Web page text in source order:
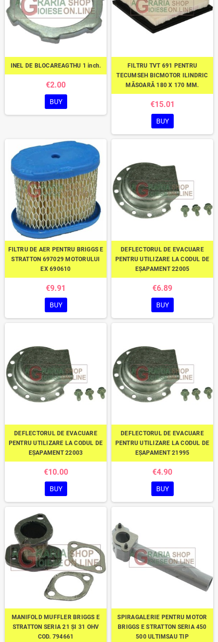
INEL DE BLOCAREAGTHU 1 inch.
€2.00
BUY
FILTRU TVT 691 PENTRU
TECUMSEH BICMOTOR ILINDRIC
MĂSOARĂ 180 X 170 MM.
€15.01
BUY
FILTRU DE AER PENTRU BRIGGS E
STRATTON 697029 MOTORULUI
EX 690610
€9.91
BUY
DEFLECTORUL DE EVACUARE
PENTRU UTILIZARE LA CODUL DE
EȘAPAMENT 22005
€6.89
BUY
DEFLECTORUL DE EVACUARE
PENTRU UTILIZARE LA CODUL DE
EȘAPAMENT 22003
€10.00
BUY
DEFLECTORUL DE EVACUARE
PENTRU UTILIZARE LA CODUL DE
EȘAPAMENT 21995
€4.90
BUY
MANIFOLD MUFFLER BRIGGS E
STRATTON SERIA 21 ȘI 31 OHV
COD. 794661
SPIRAGALERIE PENTRU MOTOR
BRIGGS E STRATTON SERIA 450
500 ULTIMSAU TIP